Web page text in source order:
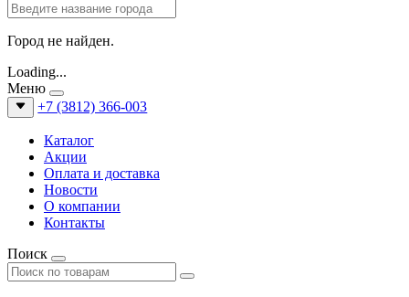
Город не найден.
Loading...
Меню
+7 (3812) 366-003
Каталог
Акции
Оплата и доставка
Новости
О компании
Контакты
Поиск